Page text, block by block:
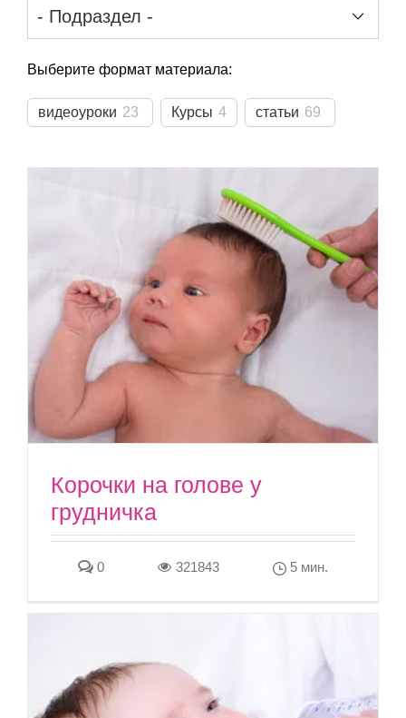
Выберите формат материала:
видеоуроки 23 Курсы 4 статьи 69
Корочки на голове у
грудничка
0 321843 5 мин.